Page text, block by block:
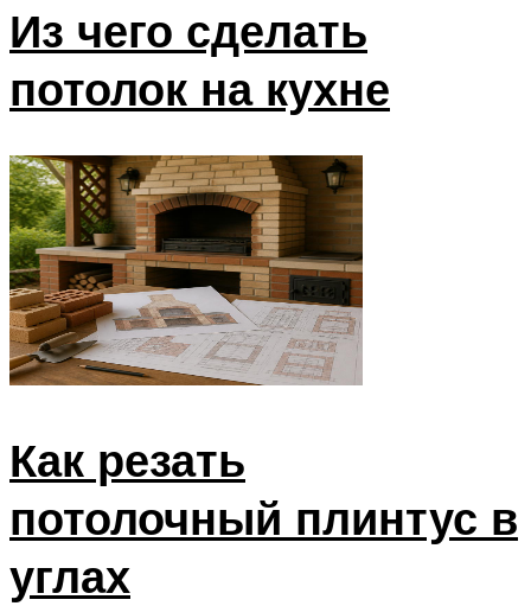
Из чего сделать
потолок на кухне
Как резать
потолочный плинтус в
углах